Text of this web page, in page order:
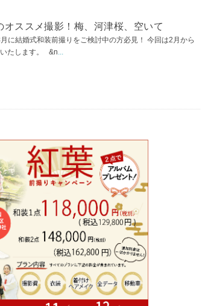
オススメ撮影！梅、河津桜、空いて
に結婚式和装前撮りをご検討中の方必見！ 今回は2月から
たします。 &n...